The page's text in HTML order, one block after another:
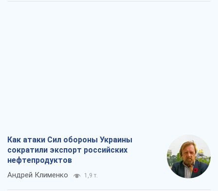
Как атаки Сил обороны Украины
сократили экспорт российских
нефтепродуктов
Андрей Клименко 1,9 т.